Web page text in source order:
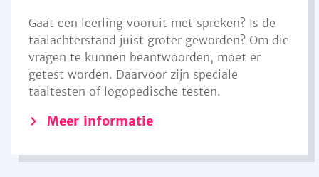
Gaat een leerling vooruit met spreken? Is de
taalachterstand juist groter geworden? Om die
vragen te kunnen beantwoorden, moet er
getest worden. Daarvoor zijn speciale
taaltesten of logopedische testen.
Meer informatie